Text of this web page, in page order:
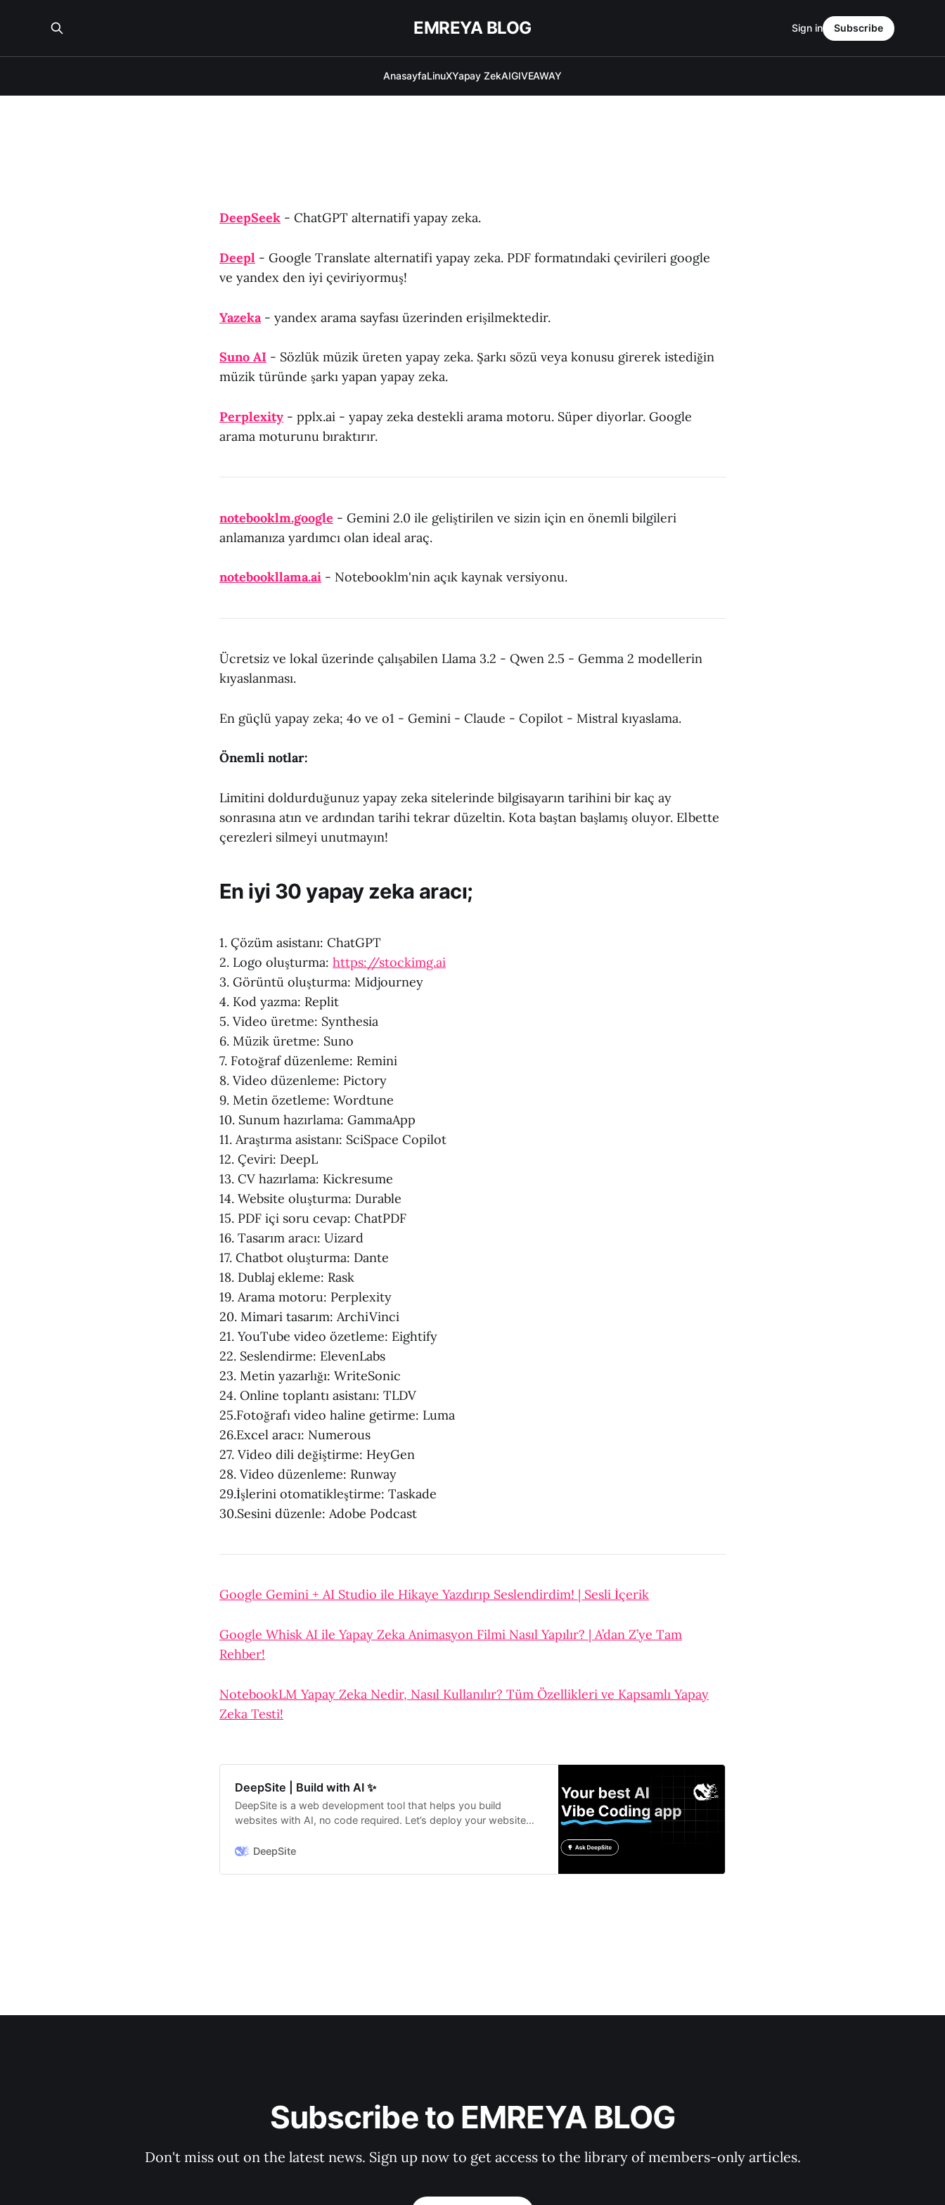
EMREYA BLOG
AnasayfaLinuXYapay ZekAIGIVEAWAY
Sign in Subscribe
DeepSeek - ChatGPT alternatifi yapay zeka.
Deepl - Google Translate alternatifi yapay zeka. PDF formatındaki çevirileri google
ve yandex den iyi çeviriyormuş!
Yazeka - yandex arama sayfası üzerinden erişilmektedir.
Suno AI - Sözlük müzik üreten yapay zeka. Şarkı sözü veya konusu girerek istediğin
müzik türünde şarkı yapan yapay zeka.
Perplexity - pplx.ai - yapay zeka destekli arama motoru. Süper diyorlar. Google
arama moturunu bıraktırır.
notebooklm.google - Gemini 2.0 ile geliştirilen ve sizin için en önemli bilgileri
anlamanıza yardımcı olan ideal araç.
notebookllama.ai - Notebooklm'nin açık kaynak versiyonu.
Ücretsiz ve lokal üzerinde çalışabilen Llama 3.2 - Qwen 2.5 - Gemma 2 modellerin
kıyaslanması.
En güçlü yapay zeka; 4o ve o1 - Gemini - Claude - Copilot - Mistral kıyaslama.
Önemli notlar:
Limitini doldurduğunuz yapay zeka sitelerinde bilgisayarın tarihini bir kaç ay
sonrasına atın ve ardından tarihi tekrar düzeltin. Kota baştan başlamış oluyor. Elbette
çerezleri silmeyi unutmayın!
En iyi 30 yapay zeka aracı;
1. Çözüm asistanı: ChatGPT
2. Logo oluşturma: https://stockimg.ai
3. Görüntü oluşturma: Midjourney
4. Kod yazma: Replit
5. Video üretme: Synthesia
6. Müzik üretme: Suno
7. Fotoğraf düzenleme: Remini
8. Video düzenleme: Pictory
9. Metin özetleme: Wordtune
10. Sunum hazırlama: GammaApp
11. Araştırma asistanı: SciSpace Copilot
12. Çeviri: DeepL
13. CV hazırlama: Kickresume
14. Website oluşturma: Durable
15. PDF içi soru cevap: ChatPDF
16. Tasarım aracı: Uizard
17. Chatbot oluşturma: Dante
18. Dublaj ekleme: Rask
19. Arama motoru: Perplexity
20. Mimari tasarım: ArchiVinci
21. YouTube video özetleme: Eightify
22. Seslendirme: ElevenLabs
23. Metin yazarlığı: WriteSonic
24. Online toplantı asistanı: TLDV
25.Fotoğrafı video haline getirme: Luma
26.Excel aracı: Numerous
27. Video dili değiştirme: HeyGen
28. Video düzenleme: Runway
29.İşlerini otomatikleştirme: Taskade
30.Sesini düzenle: Adobe Podcast
Google Gemini + AI Studio ile Hikaye Yazdırıp Seslendirdim! | Sesli İçerik
Google Whisk AI ile Yapay Zeka Animasyon Filmi Nasıl Yapılır? | A’dan Z’ye Tam
Rehber!
NotebookLM Yapay Zeka Nedir, Nasıl Kullanılır? Tüm Özellikleri ve Kapsamlı Yapay
Zeka Testi!
DeepSite | Build with AI ✨
DeepSite is a web development tool that helps you build
websites with AI, no code required. Let’s deploy your website
DeepSite
Subscribe to EMREYA BLOG
Don't miss out on the latest news. Sign up now to get access to the library of members-only articles.